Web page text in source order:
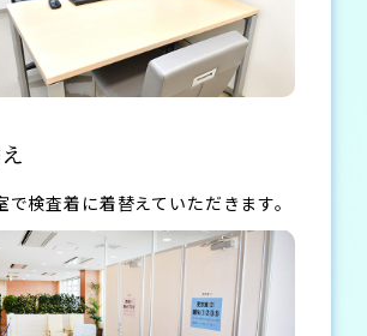
で検査着に着替えていただきます。